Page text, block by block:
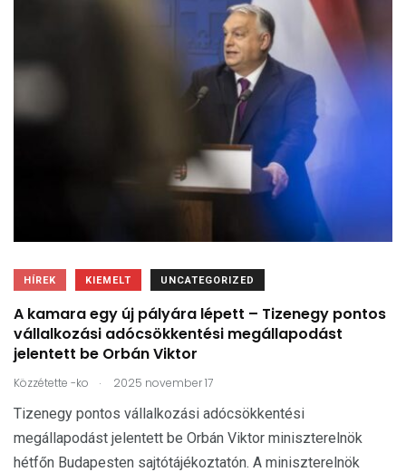
HÍREK KIEMELT UNCATEGORIZED
A kamara egy új pályára lépett – Tizenegy pontos
vállalkozási adócsökkentési megállapodást
jelentett be Orbán Viktor
Közzétette -ko . 2025 november 17
Tizenegy pontos vállalkozási adócsökkentési
megállapodást jelentett be Orbán Viktor miniszterelnök
hétfőn Budapesten sajtótájékoztatón. A miniszterelnök